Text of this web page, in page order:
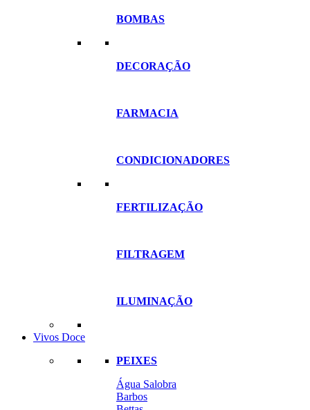
BOMBAS
DECORAÇÃO
FARMACIA
CONDICIONADORES
FERTILIZAÇÃO
FILTRAGEM
ILUMINAÇÃO
Vivos Doce
PEIXES
Água Salobra
Barbos